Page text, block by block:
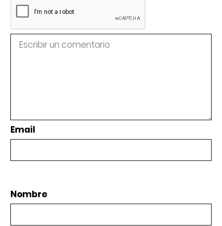
Email
Nombre